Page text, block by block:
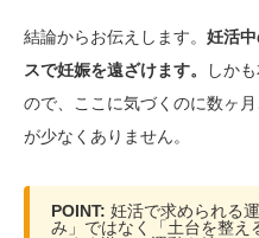
結論からお伝えします。 妊活
スで妊娠を遠ざけます。
しか
ので、ここに気づくのに数ヶ
が少なくありません。
POINT: 妊活で求められる
み」ではなく「土台を整え